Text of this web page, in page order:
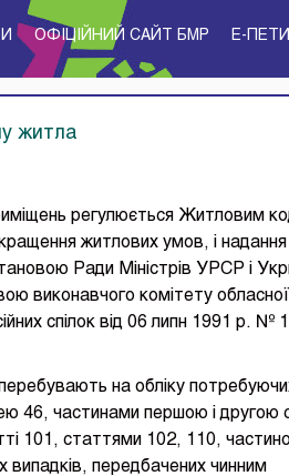
ОФІЦІЙНИЙ САЙТ БМР E-
житла
регулюється Житловим
житлових умов, і
Ради Міністрів УРСР і
виконавчого комітету
спілок від 06 липн 1991 р. №
на обліку
46, частинами першою і другою
101, статтями 102, 110,
передбачених чинним